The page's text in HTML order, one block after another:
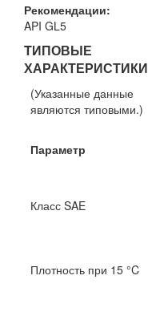
Рекомендации:
API GL5
TИПОВЫЕ
ХАРАКТЕРИСТИКИ
(Указанные данные
являются типовыми.)
Параметр
Класс SAE
Плотность при 15 °C